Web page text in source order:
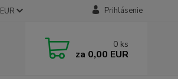
EUR Prihlásenie
0 ks
za 0,00 EUR